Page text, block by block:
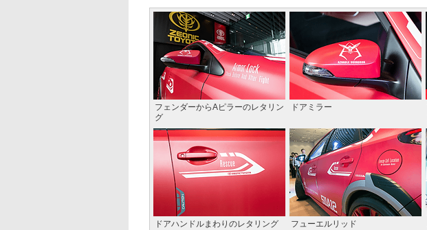
フェンダーからAピラーのレタリン
グ
ドアミラー
ドアハンドルまわりのレタリング フューエルリッド